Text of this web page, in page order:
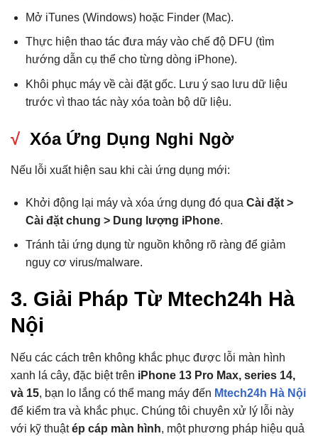
Mở iTunes (Windows) hoặc Finder (Mac).
Thực hiện thao tác đưa máy vào chế độ DFU (tìm
hướng dẫn cụ thể cho từng dòng iPhone).
Khôi phục máy về cài đặt gốc. Lưu ý sao lưu dữ liệu
trước vì thao tác này xóa toàn bộ dữ liệu.
√ Xóa Ứng Dụng Nghi Ngờ
Nếu lỗi xuất hiện sau khi cài ứng dụng mới:
Khởi động lại máy và xóa ứng dụng đó qua Cài đặt >
Cài đặt chung > Dung lượng iPhone.
Tránh tải ứng dụng từ nguồn không rõ ràng để giảm
nguy cơ virus/malware.
3. Giải Pháp Từ Mtech24h Hà
Nội
Nếu các cách trên không khắc phục được lỗi màn hình
xanh lá cây, đặc biệt trên iPhone 13 Pro Max, series 14,
và 15, bạn lo lắng có thể mang máy đến Mtech24h Hà Nội
để kiểm tra và khắc phục. Chúng tôi chuyên xử lý lỗi này
với kỹ thuậtép cáp màn hình, một phương pháp hiệu quả